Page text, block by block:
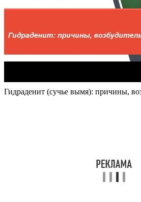
Гидраденит (сучье вымя): причины,